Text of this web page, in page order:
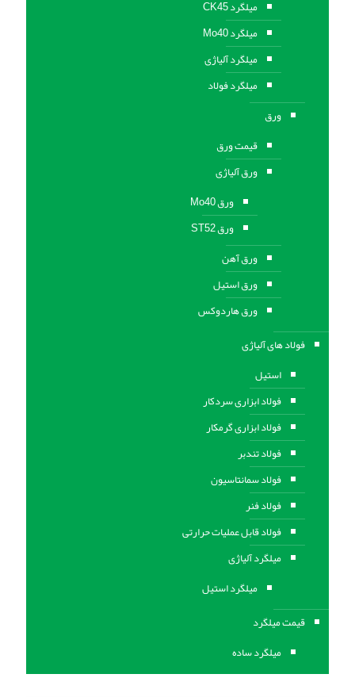
میلگرد CK45
میلگرد Mo40
میلگرد آلیاژی
میلگرد فولاد
ورق
قیمت ورق
ورق آلیاژی
ورق Mo40
ورق ST52
ورق آهن
ورق استيل
ورق هاردوکس
فولاد های آلیاژی
استیل
فولاد ابزاری سردکار
فولاد ابزاری گرمکار
فولاد تندبر
فولاد سمانتاسیون
فولاد فنر
فولاد قابل عملیات حرارتی
ميلگرد آلیاژی
میلگرد استیل
قیمت میلگرد
میلگرد ساده